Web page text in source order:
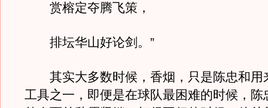
赏榕定夺腾飞策，
排坛华山好论剑。”
其实大多数时候，香烟，只是陈忠和用
工具之一，即便是在球队最困难的时候，陈